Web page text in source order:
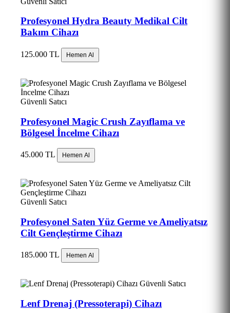
Profesyonel Hydra Beauty Medikal Cilt
Bakım Cihazı
125.000 TL Hemen Al
Güvenli Satıcı
Profesyonel Magic Crush Zayıflama ve
Bölgesel İncelme Cihazı
45.000 TL Hemen Al
Güvenli Satıcı
Profesyonel Saten Yüz Germe ve Ameliyatsız
Cilt Gençleştirme Cihazı
185.000 TL Hemen Al
Güvenli Satıcı
Lenf Drenaj (Pressoterapi) Cihazı